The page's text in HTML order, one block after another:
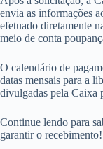
envia as informações
efetuado diretamente
meio de conta
O calendário de
datas mensais para a
divulgadas pela Caixa
Continue lendo para
garantir o recebimento!